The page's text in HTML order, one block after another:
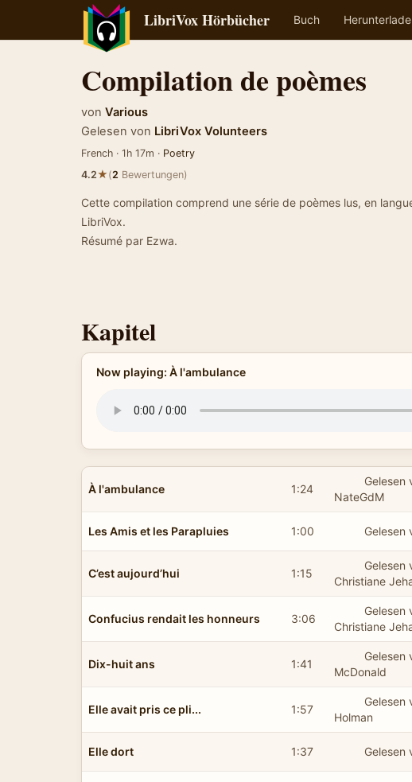
LibriVox Hörbücher Buch
Compilation de poèmes
von Various
Gelesen von LibriVox Volunteers
French · 1h 17m · Poetry
4.2★(2 Bewertungen)
Cette compilation comprend une série de poèmes lus, en
LibriVox.
Résumé par Ezwa.
Kapitel
Now playing: À l'ambulance
À l'ambulance 1:24
Gelesen
NateGdM
Les Amis et les Parapluies 1:00 Gelesen
C’est aujourd’hui 1:15
Gelesen
Christiane
Confucius rendait les honneurs 3:06
Gelesen
Christiane
Dix-huit ans 1:41
Gelesen
McDonald
Elle avait pris ce pli... 1:57
Gelesen
Holman
Elle dort 1:37 Gelesen